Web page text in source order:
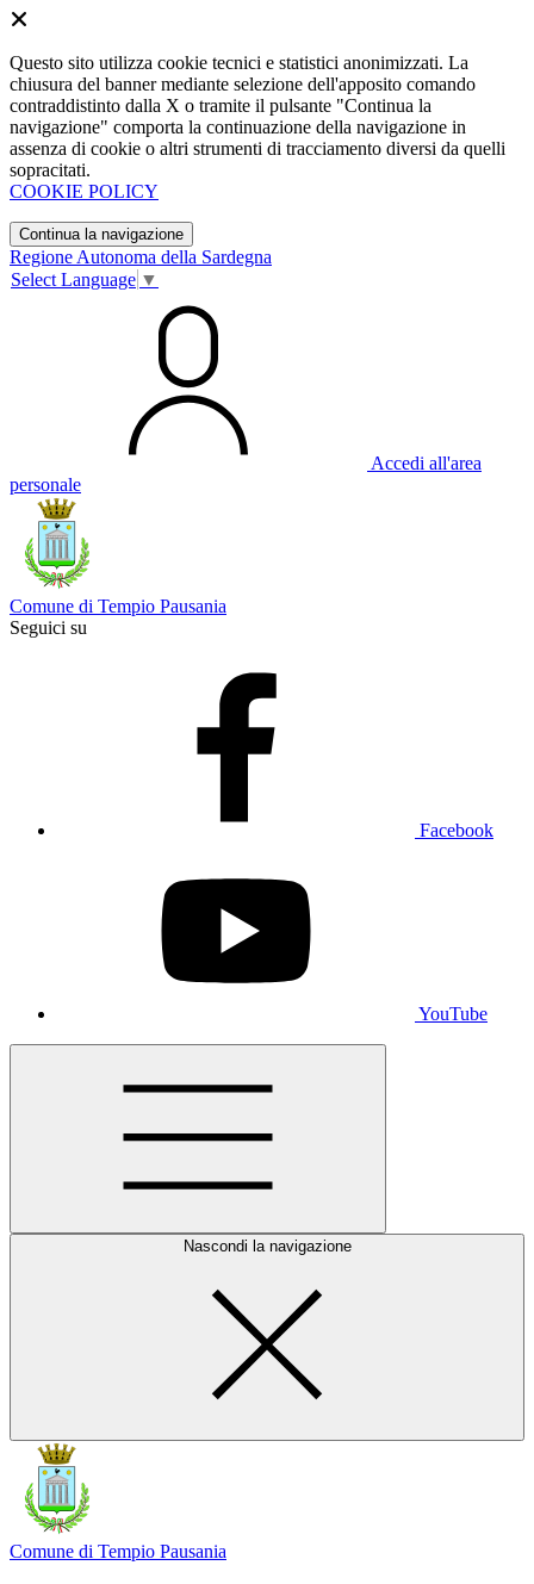
Questo sito utilizza cookie tecnici e statistici anonimizzati. La
chiusura del banner mediante selezione dell'apposito comando
contraddistinto dalla X o tramite il pulsante "Continua la
navigazione" comporta la continuazione della navigazione in
assenza di cookie o altri strumenti di tracciamento diversi da quelli
sopracitati.
COOKIE POLICY
Continua la navigazione
Regione Autonoma della Sardegna
Select Language ▼
Accedi all'area
personale
Comune di Tempio Pausania
Seguici su
Facebook
YouTube
Nascondi la navigazione
Comune di Tempio Pausania